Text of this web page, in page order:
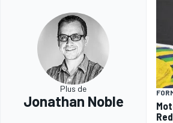
Plus de
Jonathan Noble